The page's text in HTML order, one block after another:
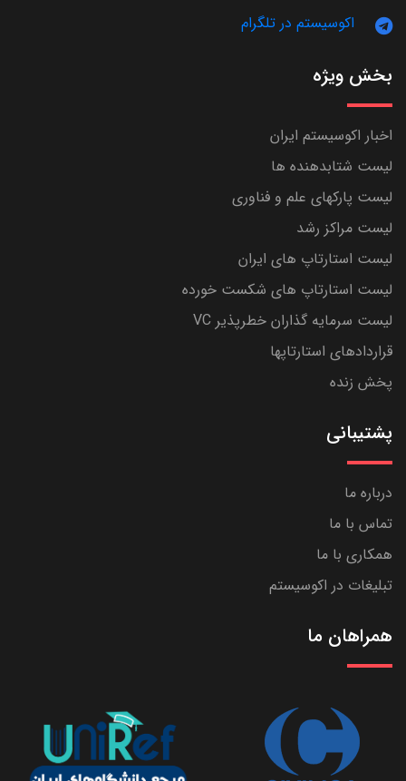
اکوسیستم در تلگرام
بخش ویژه
اخبار اکوسیستم ایران
لیست شتابدهنده ها
لیست پارکهای علم و فناوری
لیست مراکز رشد
لیست استارتاپ های ایران
لیست استارتاپ های شکست خورده
لیست سرمایه گذاران خطرپذیر VC
قراردادهای استارتاپها
پخش زنده
پشتیبانی
درباره ما
تماس با ما
همکاری با ما
تبلیغات در اکوسیستم
همراهان ما